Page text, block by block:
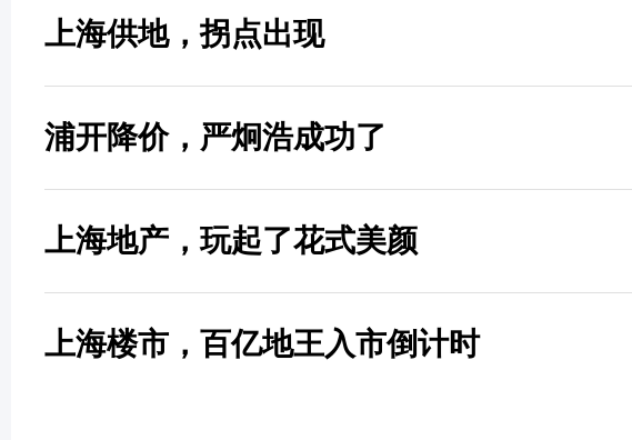
上海供地，拐点出现
浦开降价，严炯浩成功了
上海地产，玩起了花式美颜
上海楼市，百亿地王入市倒计时